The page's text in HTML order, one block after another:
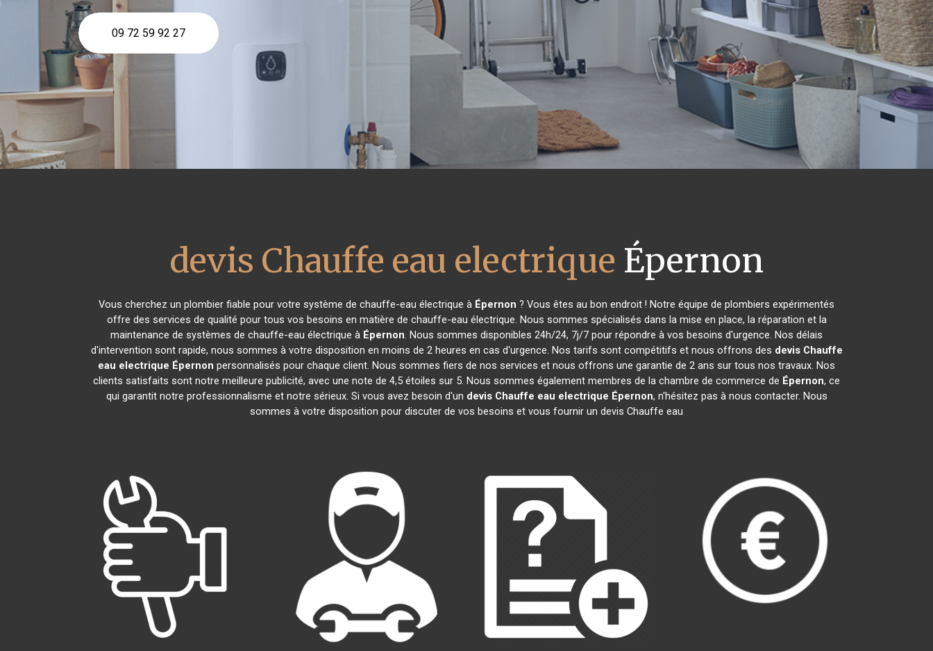
09 72 59 92 27
devis Chauffe eau electrique Épernon
Vous cherchez un plombier fiable pour votre système de chauffe-eau électrique à Épernon ? Vous êtes au bon endroit ! Notre équipe de plombiers expérimentés
offre des services de qualité pour tous vos besoins en matière de chauffe-eau électrique. Nous sommes spécialisés dans la mise en place, la réparation et la
maintenance de systèmes de chauffe-eau électrique à Épernon. Nous sommes disponibles 24h/24, 7j/7 pour répondre à vos besoins d'urgence. Nos délais
d'intervention sont rapide, nous sommes à votre disposition en moins de 2 heures en cas d'urgence. Nos tarifs sont compétitifs et nous offrons des devis Chauffe
eau electrique Épernon personnalisés pour chaque client. Nous sommes fiers de nos services et nous offrons une garantie de 2 ans sur tous nos travaux. Nos
clients satisfaits sont notre meilleure publicité, avec une note de 4,5 étoiles sur 5. Nous sommes également membres de la chambre de commerce de Épernon, ce
qui garantit notre professionnalisme et notre sérieux. Si vous avez besoin d'un devis Chauffe eau electrique Épernon, n'hésitez pas à nous contacter. Nous
sommes à votre disposition pour discuter de vos besoins et vous fournir un devis Chauffe eau